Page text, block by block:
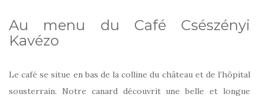
Au menu du Café Csészényi
Kavézo
Le café se situe en bas de la colline du château et de l’hôpital
sousterrain. Notre canard découvrit une belle et longue